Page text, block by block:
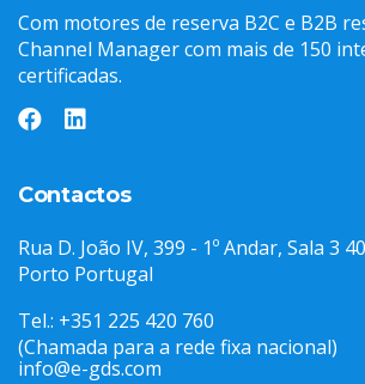
Com motores de reserva B2C e B2B
Channel Manager com mais de 150
certificadas.
Contactos
Rua D. João IV, 399 - 1º Andar, Sala 3
Porto Portugal
Tel.: +351 225 420 760
(Chamada para a rede fixa nacional)
info@e-gds.com